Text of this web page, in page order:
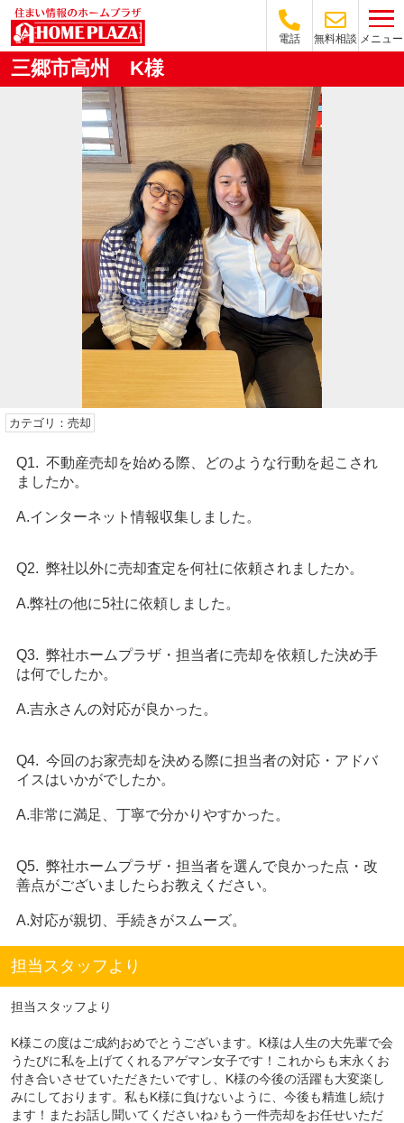
電話 無料相談 メニュー
三郷市高州 K様
カテゴリ：売却
Q1. 不動産売却を始める際、どのような行動を起こされ
ましたか。
A.インターネット情報収集しました。
Q2. 弊社以外に売却査定を何社に依頼されましたか。
A.弊社の他に5社に依頼しました。
Q3. 弊社ホームプラザ・担当者に売却を依頼した決め手
は何でしたか。
A.吉永さんの対応が良かった。
Q4. 今回のお家売却を決める際に担当者の対応・アドバ
イスはいかがでしたか。
A.非常に満足、丁寧で分かりやすかった。
Q5. 弊社ホームプラザ・担当者を選んで良かった点・改
善点がございましたらお教えください。
A.対応が親切、手続きがスムーズ。
担当スタッフより
担当スタッフより
K様この度はご成約おめでとうございます。K様は人生の大先輩で会
うたびに私を上げてくれるアゲマン女子です！これからも末永くお
付き合いさせていただきたいですし、K様の今後の活躍も大変楽し
みにしております。私もK様に負けないように、今後も精進し続け
ます！またお話し聞いてくださいね♪もう一件売却をお任せいただ